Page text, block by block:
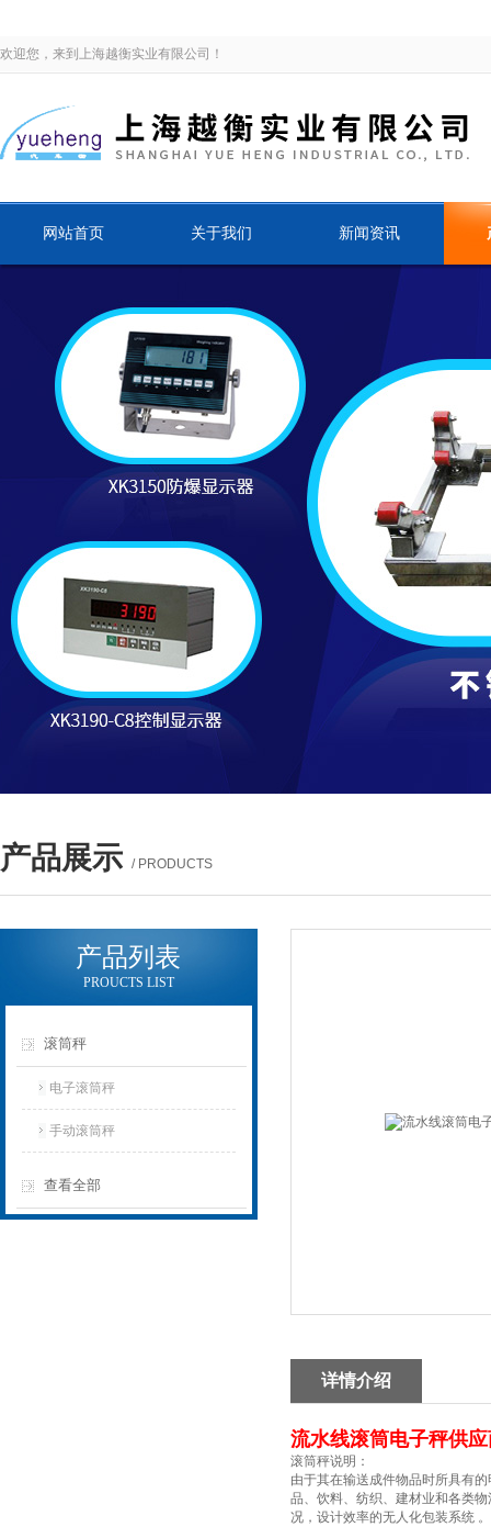
欢迎您，来到上海越衡实业有限公司！
网站首页 关于我们 新闻资讯
产品展示 / PRODUCTS
产品列表
PROUCTS LIST
滚筒秤
电子滚筒秤
手动滚筒秤
查看全部
详情介绍
流水线滚筒电子秤供
滚筒秤说明：
由于其在输送成件物品时所具有
品、饮料、纺织、建材业和各类
况，设计效率的无人化包装系统 。